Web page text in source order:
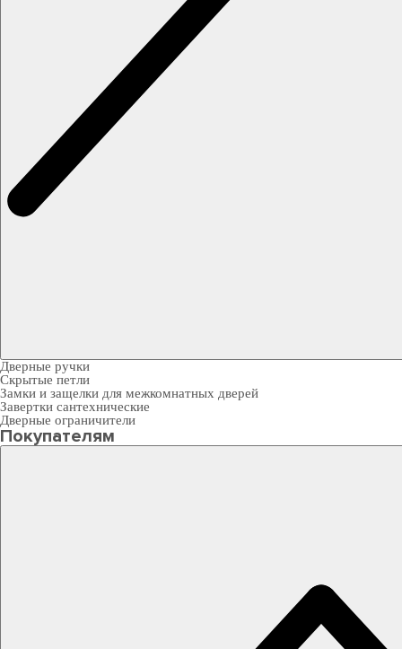
Дверные ручки
Скрытые петли
Замки и защелки для межкомнатных дверей
Завертки сантехнические
Дверные ограничители
Покупателям